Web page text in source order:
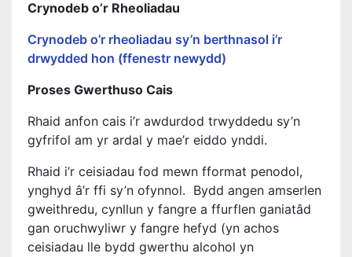
Crynodeb o’r Rheoliadau
Crynodeb o’r rheoliadau sy’n berthnasol i’r
drwydded hon (ffenestr newydd)
Proses Gwerthuso Cais
Rhaid anfon cais i’r awdurdod trwyddedu sy’n
gyfrifol am yr ardal y mae’r eiddo ynddi.
Rhaid i’r ceisiadau fod mewn fformat penodol,
ynghyd â’r ffi sy’n ofynnol. Bydd angen amserlen
gweithredu, cynllun y fangre a ffurflen ganiatâd
gan oruchwyliwr y fangre hefyd (yn achos
ceisiadau lle bydd gwerthu alcohol yn